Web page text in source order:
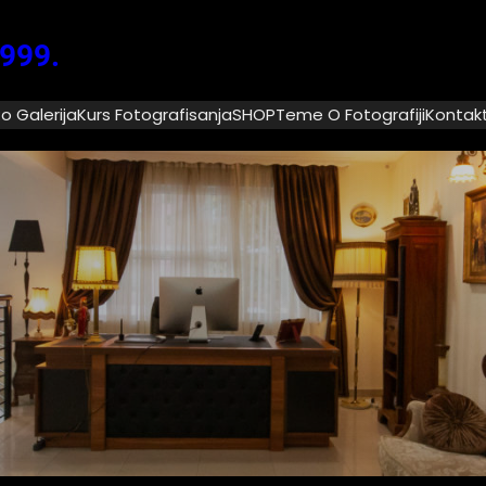
GalerijaKurs FotografisanjaSHOPTeme O Fotografiji